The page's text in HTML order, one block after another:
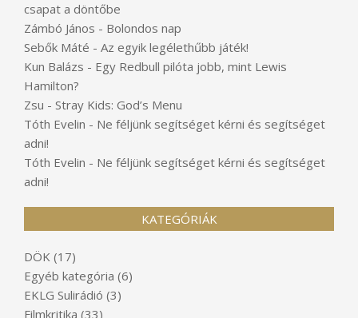
csapat a döntőbe
Zámbó János - Bolondos nap
Sebők Máté - Az egyik legélethűbb játék!
Kun Balázs - Egy Redbull pilóta jobb, mint Lewis
Hamilton?
Zsu - Stray Kids: God’s Menu
Tóth Evelin - Ne féljünk segítséget kérni és segítséget
adni!
Tóth Evelin - Ne féljünk segítséget kérni és segítséget
adni!
KATEGÓRIÁK
DÖK (17)
Egyéb kategória (6)
EKLG Sulirádió (3)
Filmkritika (33)